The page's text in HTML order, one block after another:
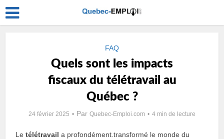
FAQ
Quels sont les impacts
fiscaux du télétravail au
Québec ?
24 février 2025 Par Quebec-Emploi.com 4 min de lecture
Letélétravail a profondément.transformé le monde du